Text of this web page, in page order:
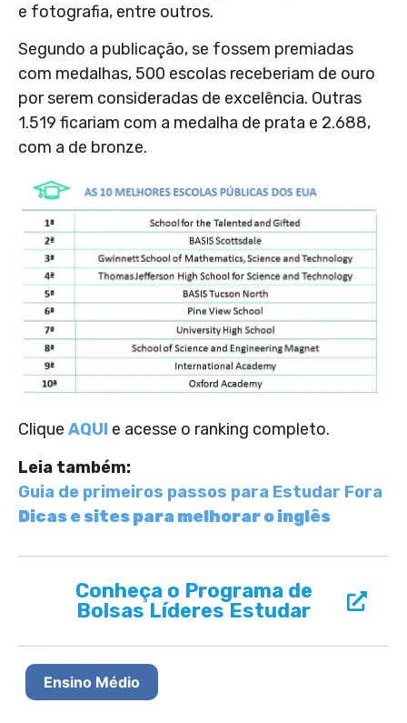
e fotografia, entre outros.
Segundo a publicação, se fossem premiadas
com medalhas, 500 escolas receberiam de ouro
por serem consideradas de excelência. Outras
1.519 ficariam com a medalha de prata e 2.688,
com a de bronze.
Clique AQUI e acesse o ranking completo.
Leia também:
Guia de primeiros passos para Estudar Fora
Dicas e sites para melhorar o inglês
Conheça o Programa de
Bolsas Líderes Estudar
Ensino Médio